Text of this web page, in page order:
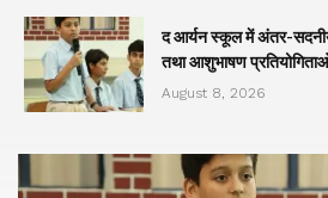
द आर्यन स्कूल में अंतर-सदनीय
तथा आशुभाषण
August 8, 2026